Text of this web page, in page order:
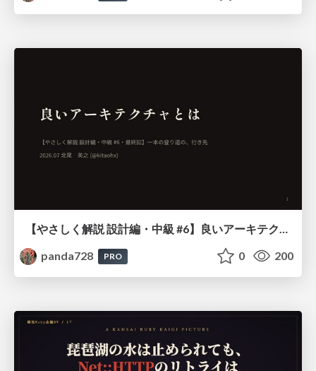
【やさしく解説 設計編・中級 #6】良いアーキテクチャとは ～ 一本の登り道の、行き先 ～
panda728
PRO 0 200